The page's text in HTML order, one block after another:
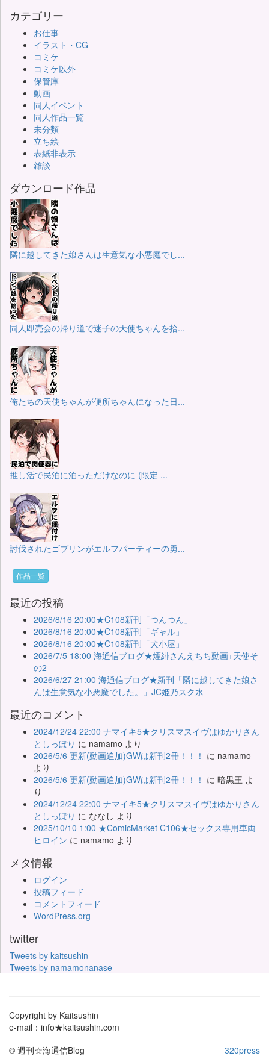
カテゴリー
お仕事
イラスト・CG
コミケ
コミケ以外
保管庫
動画
同人イベント
同人作品一覧
未分類
立ち絵
表紙非表示
雑談
ダウンロード作品
隣に越してきた娘さんは生意気な小悪魔でし...
同人即売会の帰り道で迷子の天使ちゃんを拾...
俺たちの天使ちゃんが便所ちゃんになった日...
推し活で民泊に泊っただけなのに (限定 ...
討伐されたゴブリンがエルフパーティーの勇...
作品一覧
最近の投稿
2026/8/16 20:00★C108新刊「つんつん」
2026/8/16 20:00★C108新刊「ギャル」
2026/8/16 20:00★C108新刊「犬小屋」
2026/7/5 18:00 海通信ブログ★煙緋さんえちち動画+天使そ
の2
2026/6/27 21:00 海通信ブログ★新刊「隣に越してきた娘さ
んは生意気な小悪魔でした。」JC姫乃スク水
最近のコメント
2024/12/24 22:00 ナマイキ5★クリスマスイヴはゆかりさん
としっぽり に namamo より
2026/5/6 更新(動画追加)GWは新刊2冊！！！ に namamo
より
2026/5/6 更新(動画追加)GWは新刊2冊！！！ に 暗黒王 よ
り
2024/12/24 22:00 ナマイキ5★クリスマスイヴはゆかりさん
としっぽり に ななし より
2025/10/10 1:00 ★ComicMarket C106★セックス専用車両-
ヒロイン に namamo より
メタ情報
ログイン
投稿フィード
コメントフィード
WordPress.org
twitter
Tweets by kaitsushin
Tweets by namamonanase
Copyright by Kaitsushin
e-mail：info★kaitsushin.com
320press
© 週刊☆海通信Blog